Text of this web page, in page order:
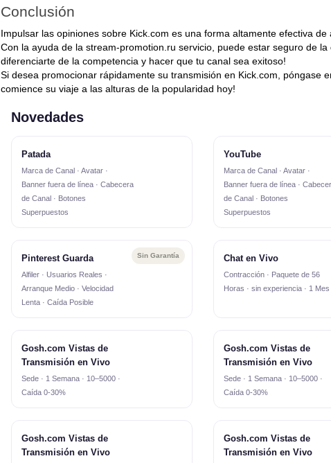
Conclusión
Impulsar las opiniones sobre Kick.com es una forma altamente efectiva
Con la ayuda de la stream-promotion.ru servicio, puede estar seguro de
diferenciarte de la competencia y hacer que tu canal sea exitoso!
Si desea promocionar rápidamente su transmisión en Kick.com, póngase
comience su viaje a las alturas de la popularidad hoy!
Novedades
Patada
Marca de Canal · Avatar ·
Banner fuera de línea · Cabecera
de Canal · Botones
Superpuestos
YouTube
Marca de Canal · Avatar ·
Banner fuera de línea ·
de Canal · Botones
Superpuestos
Sin Garantía
Pinterest Guarda
Alfiler · Usuarios Reales ·
Arranque Medio · Velocidad
Lenta · Caída Posible
Chat en Vivo
Contracción · Paquete de 56
Horas · sin experiencia · 1 Mes
Gosh.com Vistas de
Transmisión en Vivo
Sede · 1 Semana · 10–5000 ·
Caída 0-30%
Gosh.com Vistas de
Transmisión en Vivo
Sede · 1 Semana · 10–5000 ·
Caída 0-30%
Gosh.com Vistas de
Transmisión en Vivo
Gosh.com Vistas de
Transmisión en Vivo